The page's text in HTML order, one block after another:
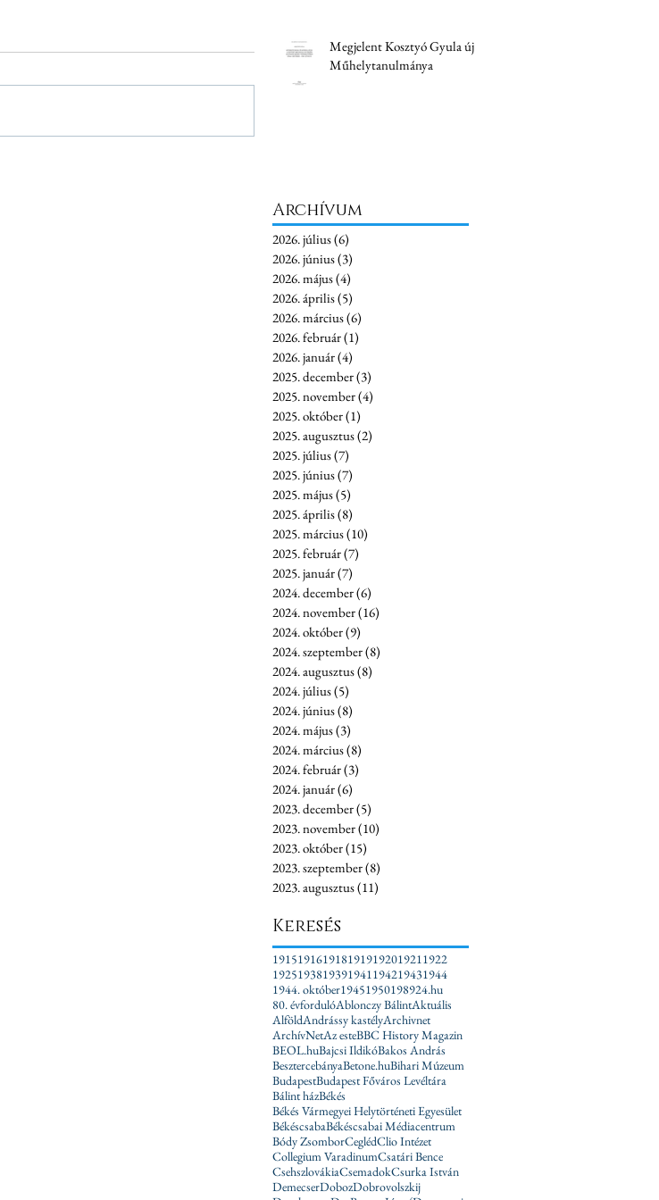
Megjelent Kosztyó Gyula új
Műhelytanulmánya
Archívum
2026. július(6)
2026. június(3)
2026. május(4)
2026. április(5)
2026. március(6)
2026. február(1)
2026. január(4)
2025. december(3)
2025. november(4)
2025. október(1)
2025. augusztus(2)
2025. július(7)
2025. június(7)
2025. május(5)
2025. április(8)
2025. március(10)
2025. február(7)
2025. január(7)
2024. december(6)
2024. november(16)
2024. október(9)
2024. szeptember(8)
2024. augusztus(8)
2024. július(5)
2024. június(8)
2024. május(3)
2024. március(8)
2024. február(3)
2024. január(6)
2023. december(5)
2023. november(10)
2023. október(15)
2023. szeptember(8)
2023. augusztus(11)
Keresés
1915191619181919192019211922
1925193819391941194219431944
1944. október19451950198924.hu
80. évfordulóAblonczy BálintAktuális
AlföldAndrássy kastélyArchivnet
ArchívNetAz esteBBC History Magazin
BEOL.huBajcsi IldikóBakos András
BesztercebányaBetone.huBihari Múzeum
BudapestBudapest Főváros Levéltára
Bálint házBékés
Békés Vármegyei Helytörténeti Egyesület
BékéscsabaBékéscsabai Médiacentrum
Bódy ZsomborCeglédClio Intézet
Collegium VaradinumCsatári Bence
CsehszlovákiaCsemadokCsurka István
DemecserDobozDobrovolszkij